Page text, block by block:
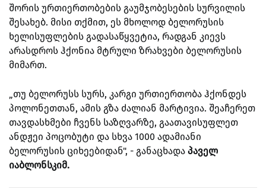
შორის ურთიერთობების გაუმჯობესების სურვილის
შესახებ. მისი თქმით, ეს მხოლოდ ბელორუსის
ხელისუფლების გადასაწყვეტია, რადგან კიევს
არასდროს ჰქონია მტრული ზრახვები ბელორუსის
მიმართ.
„თუ ბელორუსს სურს, კარგი ურთიერთობა ჰქონდეს
პოლონეთთან, ამის გზა ძალიან მარტივია. შეაჩერეთ
თავდასხმები ჩვენს საზღვარზე, გაათავისუფლეთ
ანდჟეი პოცობუტი და სხვა 1000 ადამიანი
ბელორუსის ციხეებიდან", - განაცხადა პაველ
იაბლონსკიმ.